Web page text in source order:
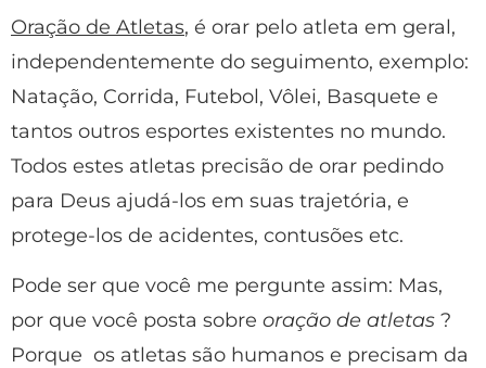
Oração de Atletas, é orar pelo atleta em geral,
independentemente do seguimento, exemplo:
Natação, Corrida, Futebol, Vôlei, Basquete e
tantos outros esportes existentes no mundo.
Todos estes atletas precisão de orar pedindo
para Deus ajudá-los em suas trajetória, e
protege-los de acidentes, contusões etc.
Pode ser que você me pergunte assim: Mas,
por que você posta sobre oração de atletas ?
Porque os atletas são humanos e precisam da